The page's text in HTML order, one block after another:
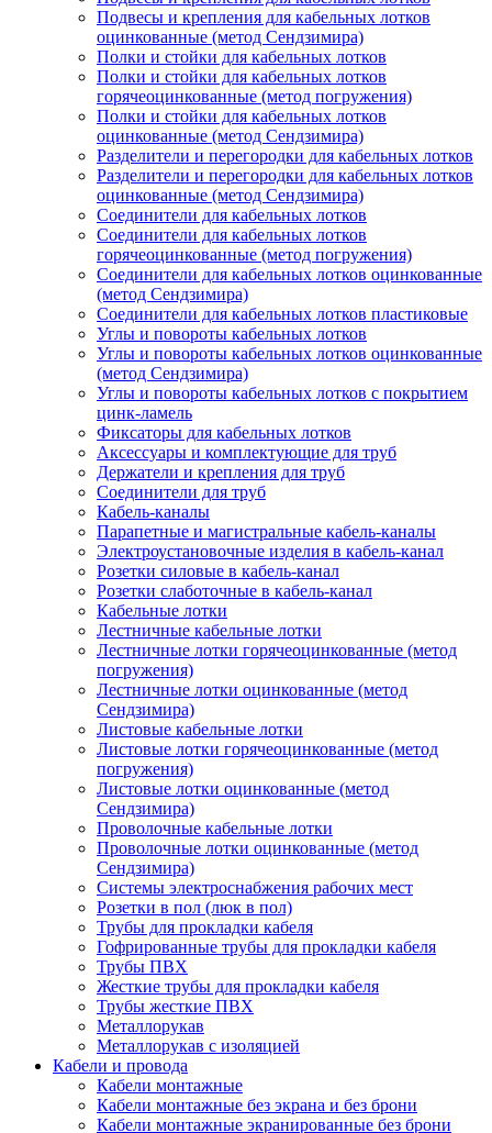
Подвесы и крепления для кабельных лотков
оцинкованные (метод Сендзимира)
Полки и стойки для кабельных лотков
Полки и стойки для кабельных лотков
горячеоцинкованные (метод погружения)
Полки и стойки для кабельных лотков
оцинкованные (метод Сендзимира)
Разделители и перегородки для кабельных лотков
Разделители и перегородки для кабельных лотков
оцинкованные (метод Сендзимира)
Соединители для кабельных лотков
Соединители для кабельных лотков
горячеоцинкованные (метод погружения)
Соединители для кабельных лотков оцинкованные
(метод Сендзимира)
Соединители для кабельных лотков пластиковые
Углы и повороты кабельных лотков
Углы и повороты кабельных лотков оцинкованные
(метод Сендзимира)
Углы и повороты кабельных лотков с покрытием
цинк-ламель
Фиксаторы для кабельных лотков
Аксессуары и комплектующие для труб
Держатели и крепления для труб
Соединители для труб
Кабель-каналы
Парапетные и магистральные кабель-каналы
Электроустановочные изделия в кабель-канал
Розетки силовые в кабель-канал
Розетки слаботочные в кабель-канал
Кабельные лотки
Лестничные кабельные лотки
Лестничные лотки горячеоцинкованные (метод
погружения)
Лестничные лотки оцинкованные (метод
Сендзимира)
Листовые кабельные лотки
Листовые лотки горячеоцинкованные (метод
погружения)
Листовые лотки оцинкованные (метод
Сендзимира)
Проволочные кабельные лотки
Проволочные лотки оцинкованные (метод
Сендзимира)
Системы электроснабжения рабочих мест
Розетки в пол (люк в пол)
Трубы для прокладки кабеля
Гофрированные трубы для прокладки кабеля
Трубы ПВХ
Жесткие трубы для прокладки кабеля
Трубы жесткие ПВХ
Металлорукав
Металлорукав с изоляцией
Кабели и провода
Кабели монтажные
Кабели монтажные без экрана и без брони
Кабели монтажные экранированные без брони